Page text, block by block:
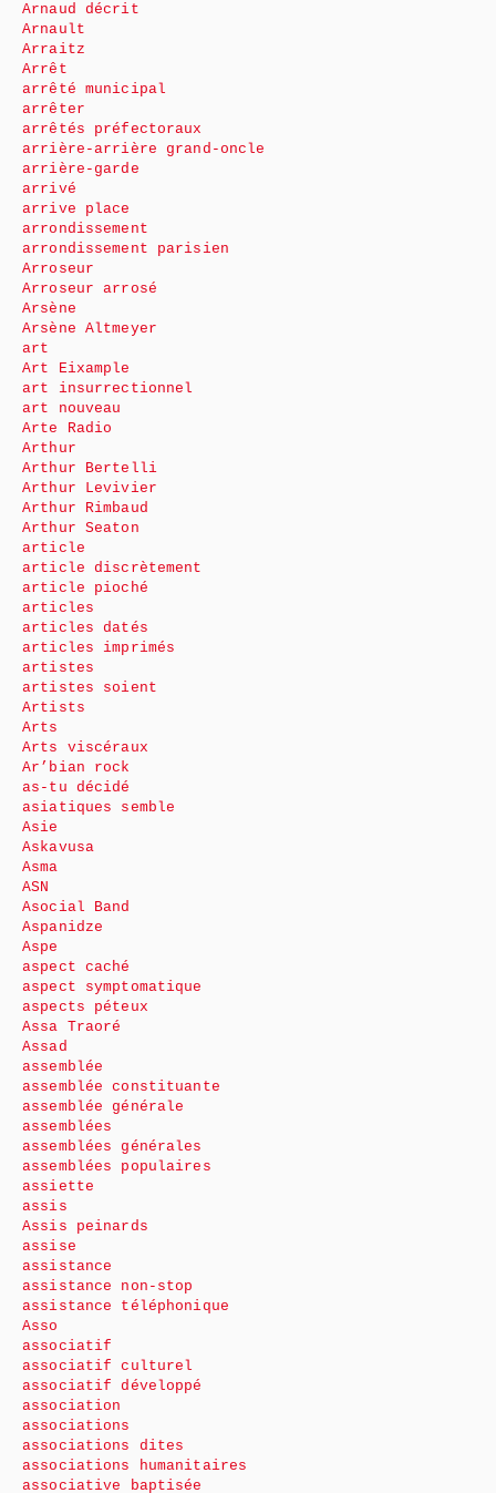
Arnaud décrit
Arnault
Arraitz
Arrêt
arrêté municipal
arrêter
arrêtés préfectoraux
arrière-arrière grand-oncle
arrière-garde
arrivé
arrive place
arrondissement
arrondissement parisien
Arroseur
Arroseur arrosé
Arsène
Arsène Altmeyer
art
Art Eixample
art insurrectionnel
art nouveau
Arte Radio
Arthur
Arthur Bertelli
Arthur Levivier
Arthur Rimbaud
Arthur Seaton
article
article discrètement
article pioché
articles
articles datés
articles imprimés
artistes
artistes soient
Artists
Arts
Arts viscéraux
Ar’bian rock
as-tu décidé
asiatiques semble
Asie
Askavusa
Asma
ASN
Asocial Band
Aspanidze
Aspe
aspect caché
aspect symptomatique
aspects péteux
Assa Traoré
Assad
assemblée
assemblée constituante
assemblée générale
assemblées
assemblées générales
assemblées populaires
assiette
assis
Assis peinards
assise
assistance
assistance non-stop
assistance téléphonique
Asso
associatif
associatif culturel
associatif développé
association
associations
associations dites
associations humanitaires
associative baptisée